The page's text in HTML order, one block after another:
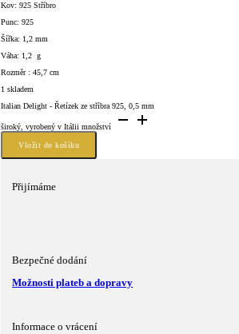
Kov: 925 Stříbro
Punc: 925
Šířka: 1,2 mm
Váha: 1,2 g
Rozměr : 45,7 cm
1 skladem
Italian Delight - Řetízek ze stříbra 925, 0,5 mm
široký, vyrobený v Itálii množství
Vložit do košíku
Přijímáme
Bezpečné dodání
Možnosti plateb a dopravy
Informace o vrácení